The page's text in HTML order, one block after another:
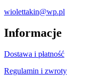
wiolettakin@wp.pl
Informacje
Dostawa i płatność
Regulamin i zwroty